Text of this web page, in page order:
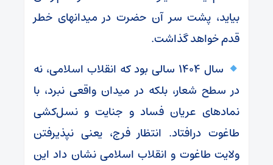
بیاید، پشت سر آن حضرت در میدانهای خطر
قدم خواهد گذاشت.
سال ۱۴۰۴ سالی بود که انقلاب اسلامی، نه
در سطح شعار، بلکه در میدان واقعی نبرد، با
نمادهای عریان فساد و جنایت و نسل‌کشی
طاغوت درافتاد. انتظار فرج، یعنی نپذیرفتن
ولایت طاغوت و انقلاب اسلامی نشان داد این